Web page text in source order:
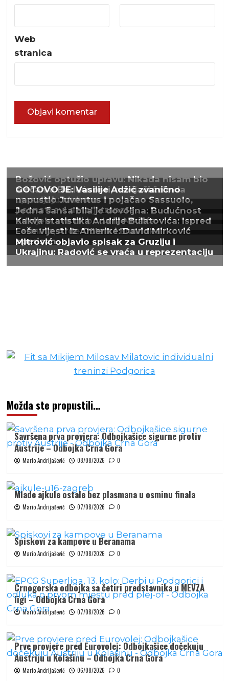
Web
stranica
Možda ste propustili…
Savršena prva provjera: Odbojkašice sigurne protiv
Austrije – Odbojka Crna Gora
Mario Andrijašević 08/08/2026 0
Mlade ajkule ostale bez plasmana u osminu finala
Mario Andrijašević 07/08/2026 0
Spiskovi za kampove u Beranama
Mario Andrijašević 07/08/2026 0
Crnogorska odbojka sa četiri predstavnika u MEVZA
ligi – Odbojka Crna Gora
Mario Andrijašević 07/08/2026 0
Prve provjere pred Eurovolej: Odbojkašice dočekuju
Austriju u Kolašinu – Odbojka Crna Gora
Mario Andrijašević 06/08/2026 0